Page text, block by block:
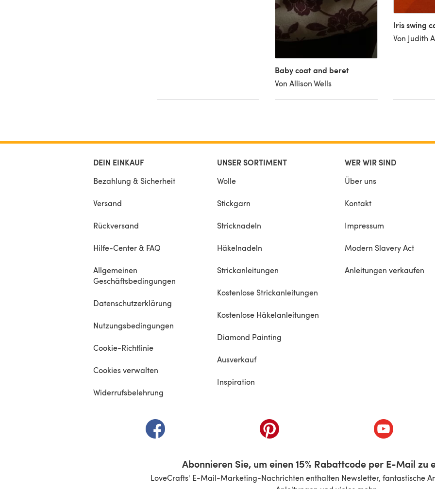
Baby coat and beret
Von Allison Wells
Iris swing
Von Judith A
DEIN EINKAUF
Bezahlung & Sicherheit
Versand
Rückversand
Hilfe-Center & FAQ
Allgemeinen
Geschäftsbedingungen
Datenschutzerklärung
Nutzungsbedingungen
Cookie-Richtlinie
Cookies verwalten
Widerrufsbelehrung
UNSER SORTIMENT
Wolle
Stickgarn
Stricknadeln
Häkelnadeln
Strickanleitungen
Kostenlose Strickanleitungen
Kostenlose Häkelanleitungen
Diamond Painting
Ausverkauf
Inspiration
WER WIR SIND
Über uns
Kontakt
Impressum
Modern Slavery Act
Anleitungen verkaufen
(öffnet sich in einem neuen Tab)(öffnet sich in einem neuen Tab)(öffnet sich in
Abonnieren Sie, um einen 15% Rabattcode per E-Mail zu
LoveCrafts' E-Mail-Marketing-Nachrichten enthalten Newsletter, fantastische